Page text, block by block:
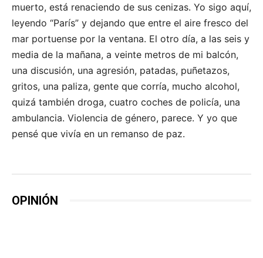
muerto, está renaciendo de sus cenizas. Yo sigo aquí,
leyendo “París” y dejando que entre el aire fresco del
mar portuense por la ventana. El otro día, a las seis y
media de la mañana, a veinte metros de mi balcón,
una discusión, una agresión, patadas, puñetazos,
gritos, una paliza, gente que corría, mucho alcohol,
quizá también droga, cuatro coches de policía, una
ambulancia. Violencia de género, parece. Y yo que
pensé que vivía en un remanso de paz.
OPINIÓN